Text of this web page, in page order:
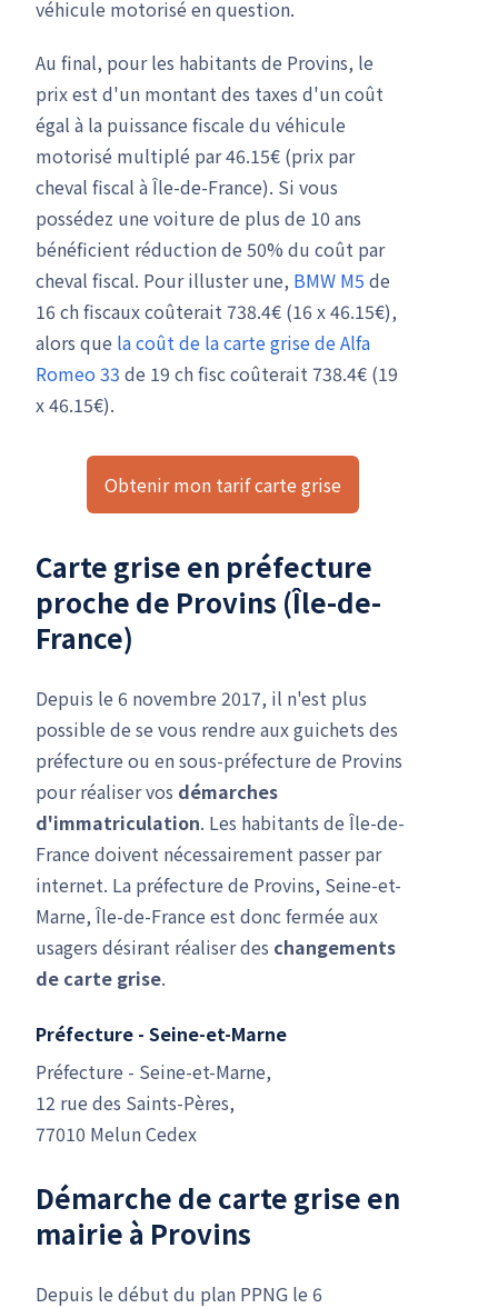
véhicule motorisé en question.
Au final, pour les habitants de Provins, le
prix est d'un montant des taxes d'un coût
égal à la puissance fiscale du véhicule
motorisé multiplé par 46.15€ (prix par
cheval fiscal à Île-de-France). Si vous
possédez une voiture de plus de 10 ans
bénéficient réduction de 50% du coût par
cheval fiscal. Pour illuster une, BMW M5 de
16 ch fiscaux coûterait 738.4€ (16 x 46.15€),
alors que la coût de la carte grise de Alfa
Romeo 33 de 19 ch fisc coûterait 738.4€ (19
x 46.15€).
Obtenir mon tarif carte grise
Carte grise en préfecture
proche de Provins (Île-de-
France)
Depuis le 6 novembre 2017, il n'est plus
possible de se vous rendre aux guichets des
préfecture ou en sous-préfecture de Provins
pour réaliser vos démarches
d'immatriculation. Les habitants de Île-de-
France doivent nécessairement passer par
internet. La préfecture de Provins, Seine-et-
Marne, Île-de-France est donc fermée aux
usagers désirant réaliser des changements
de carte grise.
Préfecture - Seine-et-Marne
Préfecture - Seine-et-Marne,
12 rue des Saints-Pères,
77010 Melun Cedex
Démarche de carte grise en
mairie à Provins
Depuis le début du plan PPNG le 6